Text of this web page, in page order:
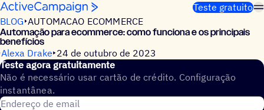
Pular para o conteúdo
Teste gratuito
BLOG AUTOMACAO ECOMMERCE
Automação para ecommerce: como funciona e os principais
benefícios
Alexa Drake 24 de outubro de 2023
Teste agora gratuitamente
Não é necessário usar cartão de crédito. Configuração
instantânea.
Endereço de email